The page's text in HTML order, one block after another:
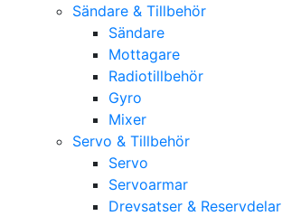
Sändare & Tillbehör
Sändare
Mottagare
Radiotillbehör
Gyro
Mixer
Servo & Tillbehör
Servo
Servoarmar
Drevsatser & Reservdelar